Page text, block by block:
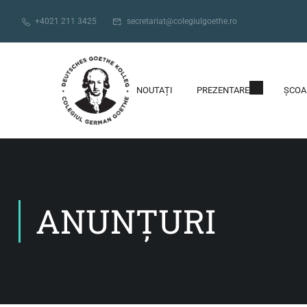
+4021 211 3425 secretariat@colegiulgoethe.ro
NOUTAȚI PREZENTARE
ANUNȚURI